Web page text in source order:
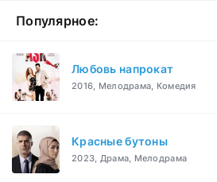
Популярное:
Любовь напрокат
2016, Мелодрама, Комедия
Красные бутоны
2023, Драма, Мелодрама